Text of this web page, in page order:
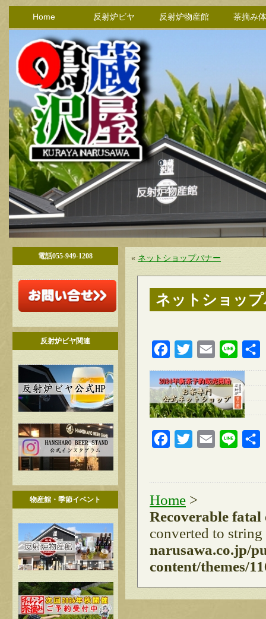
Home 反射炉ビヤ 反射炉物産館 茶摘み
電話055-949-1208
反射炉ビヤ関連
物産館・季節イベント
« ネットショップバナー
ネットショッ
FacebookTwitter Email Line
FacebookTwitter Email Line
Home >
Recoverable
converted to
narusawa.co.jp/
content/themes/